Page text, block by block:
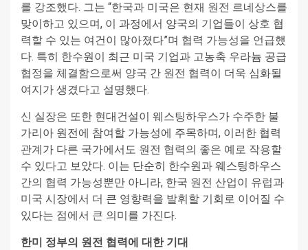
를 강조했다. 그는 “한국과 미국은 현재 원전 르네상스를
맞이하고 있으며, 이 과정에서 양국의 기업들이 상호 협
력할 수 있는 여건이 많아졌다”며 협력 가능성을 언급했
다. 특히 한수원이 최근 미국 기업과 고농축 우라늄 공급
협정을 체결함으로써 양국 간 원전 협력이 더욱 심화될
여지가 생겼다고 설명했다.
신 실장은 또한 현대건설이 웨스팅하우스가 수주한 불
가리아 원전에 참여할 가능성에 주목하며, 이러한 협력
관계가 다른 국가에서도 원전 협력의 좋은 예로 작용할
수 있다고 보았다. 이는 단순히 한수원과 웨스팅하우스
간의 협력 가능성뿐만 아니라, 한국 원전 산업이 유럽과
미국 시장에서 더 큰 영향력을 발휘할 기회로 이어질 수
있다는 점에서 큰 의미를 가진다.
한미 정부의 원전 협력에 대한 기대